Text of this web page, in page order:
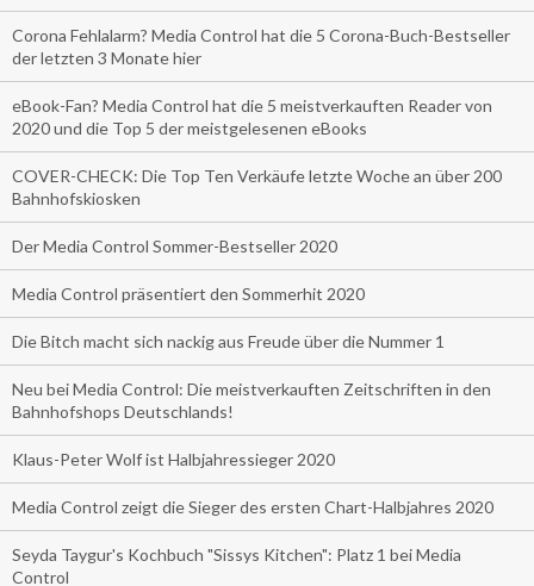
Corona Fehlalarm? Media Control hat die 5 Corona-Buch-Bestseller
der letzten 3 Monate hier
eBook-Fan? Media Control hat die 5 meistverkauften Reader von
2020 und die Top 5 der meistgelesenen eBooks
COVER-CHECK: Die Top Ten Verkäufe letzte Woche an über 200
Bahnhofskiosken
Der Media Control Sommer-Bestseller 2020
Media Control präsentiert den Sommerhit 2020
Die Bitch macht sich nackig aus Freude über die Nummer 1
Neu bei Media Control: Die meistverkauften Zeitschriften in den
Bahnhofshops Deutschlands!
Klaus-Peter Wolf ist Halbjahressieger 2020
Media Control zeigt die Sieger des ersten Chart-Halbjahres 2020
Seyda Taygur's Kochbuch "Sissys Kitchen": Platz 1 bei Media
Control